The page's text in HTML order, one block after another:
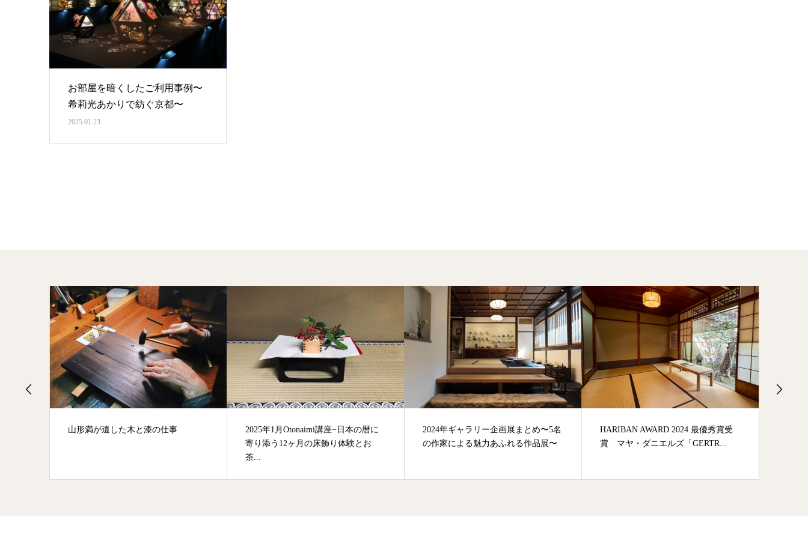
お部屋を暗くしたご利用事例〜
希莉光あかりで紡ぐ京都〜
2025.01.23
2025年1月Otonaimi講座−日本の暦に
2024年ギャラリー企画展まとめ〜5名
の作家による魅力あふれる作品展〜
HARIBAN AWARD 2024 最優秀賞受
賞 マヤ・ダニエルズ「GERTR...
加藤忠雄 彫金の世界 ー昭和から令和
までー